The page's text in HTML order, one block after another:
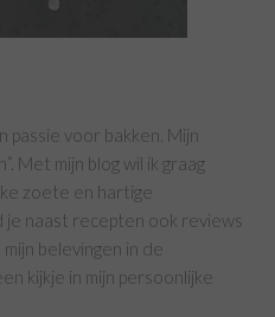
passie voor bakken. Mijn
Met mijn blog wil ik graag
zoete en hartige
je naast recepten ook reviews
belevingen in de
kijkje in mijn persoonlijke